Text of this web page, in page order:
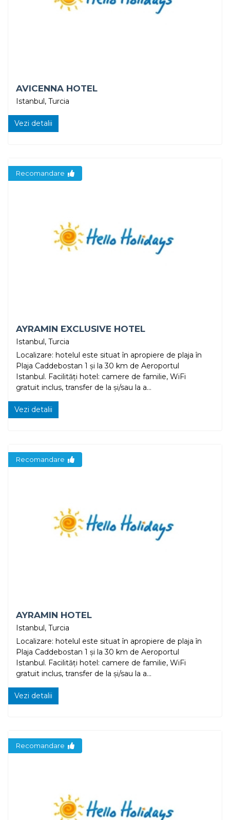
AVICENNA HOTEL
Istanbul, Turcia
Vezi detalii
Recomandare
AYRAMIN EXCLUSIVE HOTEL
Istanbul, Turcia
Localizare: hotelul este situat în apropiere de plaja în
Plaja Caddebostan 1 și la 30 km de Aeroportul
Istanbul. Facilități hotel: camere de familie, WiFi
gratuit inclus, transfer de la și/sau la a...
Vezi detalii
Recomandare
AYRAMIN HOTEL
Istanbul, Turcia
Localizare: hotelul este situat în apropiere de plaja în
Plaja Caddebostan 1 și la 30 km de Aeroportul
Istanbul. Facilități hotel: camere de familie, WiFi
gratuit inclus, transfer de la și/sau la a...
Vezi detalii
Recomandare